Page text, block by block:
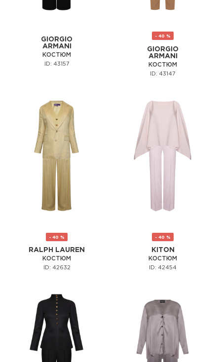
GIORGIO
ARMANI
КОСТЮМ
ID: 43157
- 40 %
GIORGIO
ARMANI
КОСТЮМ
ID: 43147
- 40 %
RALPH LAUREN
КОСТЮМ
ID: 42632
- 40 %
KITON
КОСТЮМ
ID: 42454